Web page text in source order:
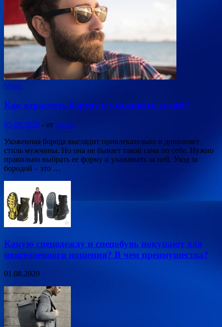
Мода
Как отрастить бороду и ухаживать за ней?
05.08.2020 - от admin
Ухоженная борода выглядит привлекательно и дополняет
стиль мужчины. Но она не бывает такой сама по себе. Нужно
правильно выбрать ее форму и ухаживать за ней. Уход за
бородой – это …
Какую спецодежду и спецобувь покупают для
повседневного ношения? В чем преимущества?
01.08.2020